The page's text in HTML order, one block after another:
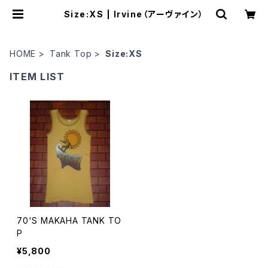
Size:XS | Irvine（アーヴァイン）
HOME Tank Top Size:XS
ITEM LIST
70'S MAKAHA TANK TO
P
¥5,800